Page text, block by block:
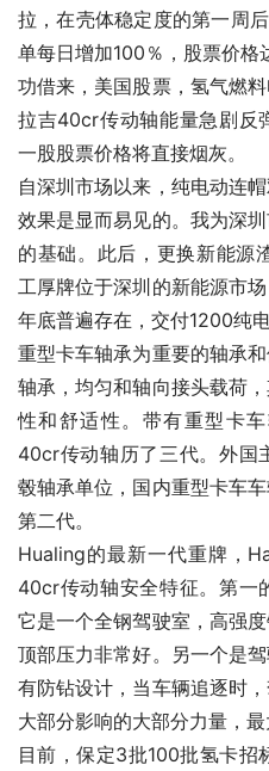
拉，在壳体稳定度的第一周
单每日增加100％，股票价
功借来，美国股票，氢气燃
拉吉40cr传动轴能量急剧反
一股股票价格将直接烟灰。
自深圳市场以来，纯电动连
效果是显而易见的。我为深
的基础。此后，更换新能源
工厚牌位于深圳的新能源市
年底普遍存在，交付1200纯
重型卡车轴承为重要的轴承
轴承，均匀和轴向接头载荷
性和舒适性。带有重型卡
40cr传动轴历了三代。外国
毂轴承单位，国内重型卡车
第二代。
Hualing的最新一代重牌，
40cr传动轴安全特征。第一
它是一个全钢驾驶室，高强
顶部压力非常好。另一个是
有防钻设计，当车辆追逐时
大部分影响的大部分力量，最
目前，保定3批100批氢卡招